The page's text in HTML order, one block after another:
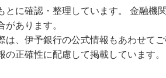
とに確認・整理しています。 金融機
あります。
、伊予銀行の公式情報もあわせてご
正確性に配慮して掲載しています。